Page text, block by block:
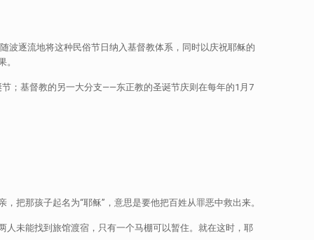
波逐流地将这种民俗节日纳入基督教体系，同时以庆祝耶稣的
。
；基督教的另一大分支——东正教的圣诞节庆则在每年的1月7
把那孩子起名为“耶稣”，意思是要他把百姓从罪恶中救出来。
未能找到旅馆渡宿，只有一个马棚可以暂住。就在这时，耶